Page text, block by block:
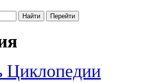
Циклопедии